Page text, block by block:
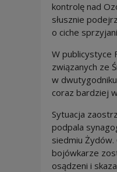
kontrolę nad
słusznie
o ciche
W publicystyce
związanych ze
w
coraz bardziej
Sytuacja
podpala
siedmiu
bojówkarze
osądzeni i